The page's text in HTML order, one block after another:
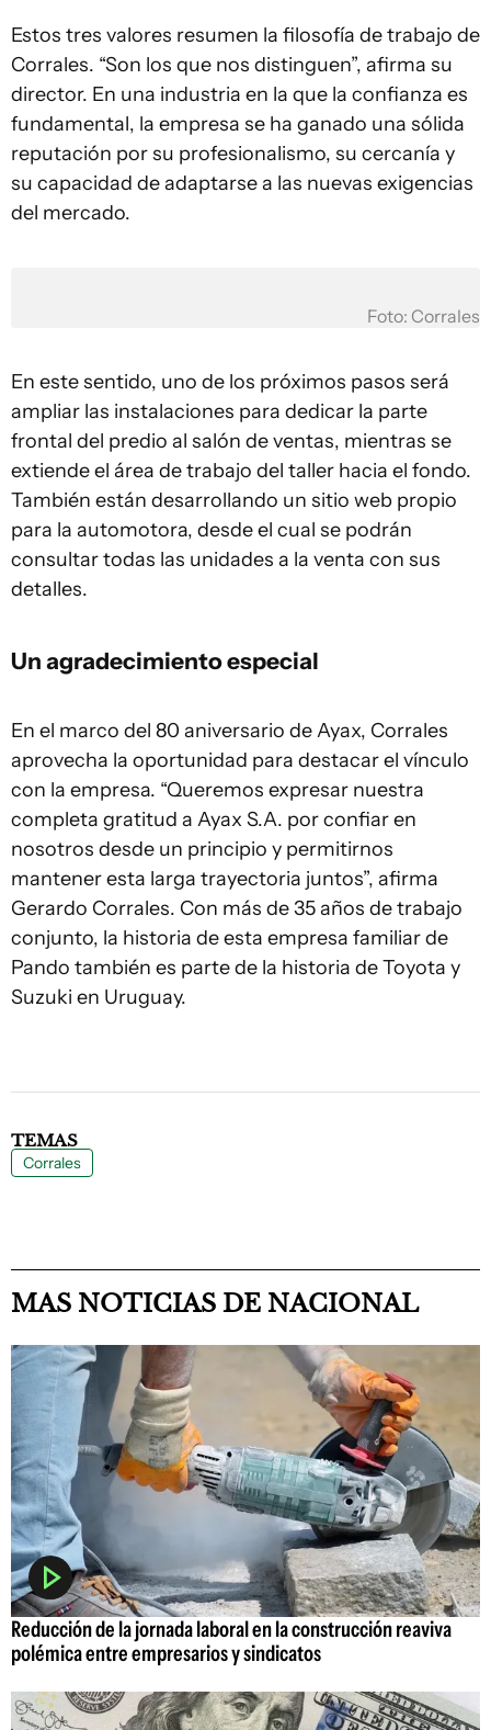
Estos tres valores resumen la filosofía de trabajo de
Corrales. “Son los que nos distinguen”, afirma su
director. En una industria en la que la confianza es
fundamental, la empresa se ha ganado una sólida
reputación por su profesionalismo, su cercanía y
su capacidad de adaptarse a las nuevas exigencias
del mercado.
Foto: Corrales
En este sentido, uno de los próximos pasos será
ampliar las instalaciones para dedicar la parte
frontal del predio al salón de ventas, mientras se
extiende el área de trabajo del taller hacia el fondo.
También están desarrollando un sitio web propio
para la automotora, desde el cual se podrán
consultar todas las unidades a la venta con sus
detalles.
Un agradecimiento especial
En el marco del 80 aniversario de Ayax, Corrales
aprovecha la oportunidad para destacar el vínculo
con la empresa. “Queremos expresar nuestra
completa gratitud a Ayax S.A. por confiar en
nosotros desde un principio y permitirnos
mantener esta larga trayectoria juntos”, afirma
Gerardo Corrales. Con más de 35 años de trabajo
conjunto, la historia de esta empresa familiar de
Pando también es parte de la historia de Toyota y
Suzuki en Uruguay.
TEMAS
Corrales
MAS NOTICIAS DE NACIONAL
Reducción de la jornada laboral en la construcción reaviva
polémica entre empresarios y sindicatos